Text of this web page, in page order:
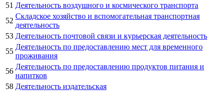
51 Деятельность воздушного и космического транспорта
52
Складское хозяйство и вспомогательная транспортная
деятельность
53 Деятельность почтовой связи и курьерская деятельность
55
Деятельность по предоставлению мест для временного
проживания
56
Деятельность по предоставлению продуктов питания и
напитков
58 Деятельность издательская